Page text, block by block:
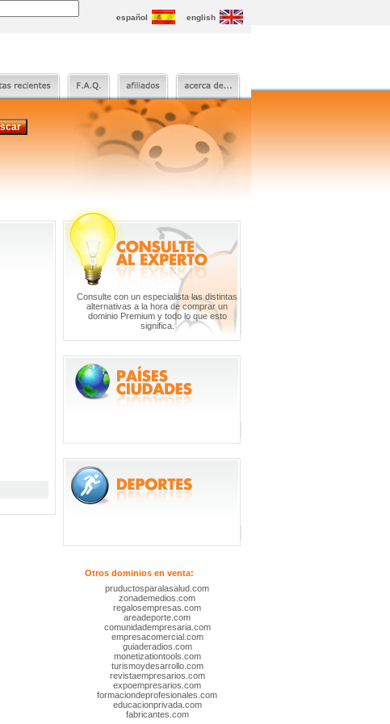
español
english
Consulte con un especialista las distintas
alternativas a la hora de comprar un
dominio Premium y todo lo que esto
significa.
Otros dominios en venta:
pruductosparalasalud.com
zonademedios.com
regalosempresas.com
areadeporte.com
comunidadempresaria.com
empresacomercial.com
guiaderadios.com
monetizationtools.com
turismoydesarrollo.com
revistaempresarios.com
expoempresarios.com
formaciondeprofesionales.com
educacionprivada.com
fabricantes.com